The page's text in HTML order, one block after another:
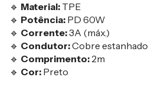
🔹 Material: TPE
🔹 Potência: PD 60W
🔹 Corrente:3A (máx.)
🔹 Condutor:Cobre estanhado
🔹 Comprimento: 2m
🔹 Cor: Preto